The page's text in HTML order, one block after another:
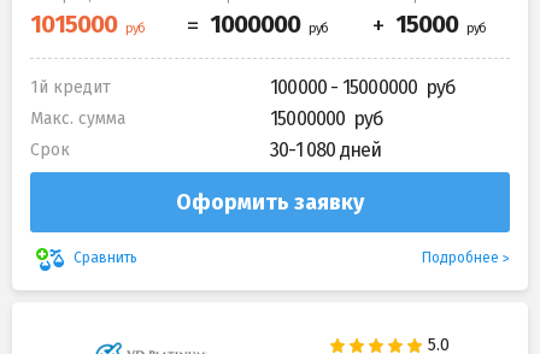
1й кредит 100000 - 15000000
Макс. сумма 15000000
Срок 30-1 080 дней
Оформить заявку
Сравнить Подробнее